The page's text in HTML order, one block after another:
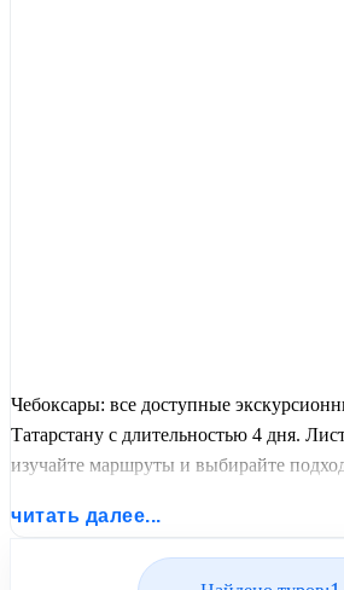
Чебоксары: все доступные
Татарстану с длительностью 4 дня.
изучайте маршруты и выбирайте
United Travel Systems.
читать далее...